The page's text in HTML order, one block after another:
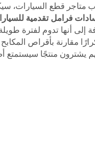
متاجر قطع السيارات،
فرامل تقدمية
إلى أنها تدوم لفترة
مقارنة بأقراص
يشترون منتجًا سيستمتع